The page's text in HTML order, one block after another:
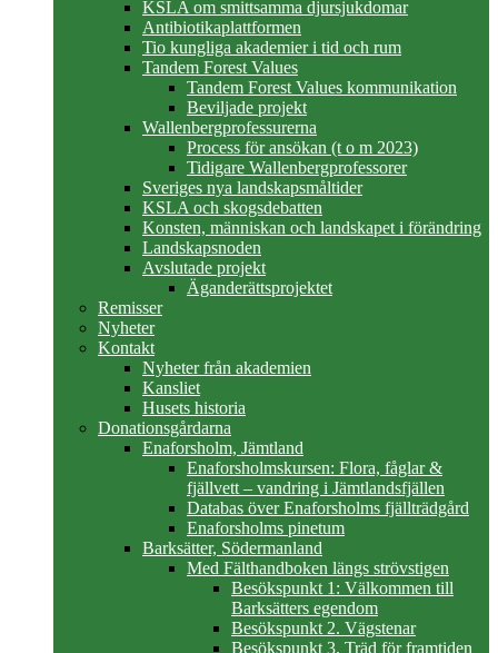
KSLA om smittsamma djursjukdomar
Antibiotikaplattformen
Tio kungliga akademier i tid och rum
Tandem Forest Values
Tandem Forest Values kommunikation
Beviljade projekt
Wallenbergprofessurerna
Process för ansökan (t o m 2023)
Tidigare Wallenbergprofessorer
Sveriges nya landskapsmåltider
KSLA och skogsdebatten
Konsten, människan och landskapet i förändring
Landskapsnoden
Avslutade projekt
Äganderättsprojektet
Remisser
Nyheter
Kontakt
Nyheter från akademien
Kansliet
Husets historia
Donationsgårdarna
Enaforsholm, Jämtland
Enaforsholmskursen: Flora, fåglar &
fjällvett – vandring i Jämtlandsfjällen
Databas över Enaforsholms fjällträdgård
Enaforsholms pinetum
Barksätter, Södermanland
Med Fälthandboken längs strövstigen
Besökspunkt 1: Välkommen till
Barksätters egendom
Besökspunkt 2. Vägstenar
Besökspunkt 3. Träd för framtiden